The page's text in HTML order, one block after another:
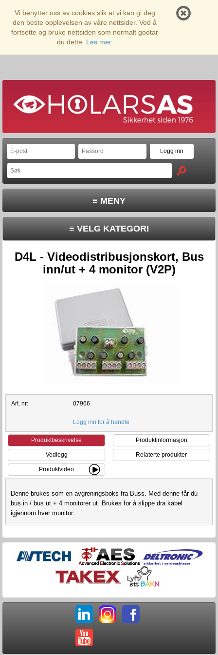
Vi benytter oss av cookies slik at vi kan gi deg
den beste opplevelsen av våre nettsider. Ved å
fortsette og bruke nettsiden som normalt godtar
du dette. Les mer.
≡ MENY
≡ VELG KATEGORI
D4L - Videodistribusjonskort, Bus
inn/ut + 4 monitor (V2P)
Art. nr: 07966
Logg inn for å handle
Produktbeskrivelse Produktinformasjon
Vedlegg Relaterte produkter
Produktvideo
Denne brukes som en avgreningsboks fra Buss. Med denne får du
bus in / bus ut + 4 monitorer ut. Brukes for å slippe dra kabel
igjennom hver monitor.